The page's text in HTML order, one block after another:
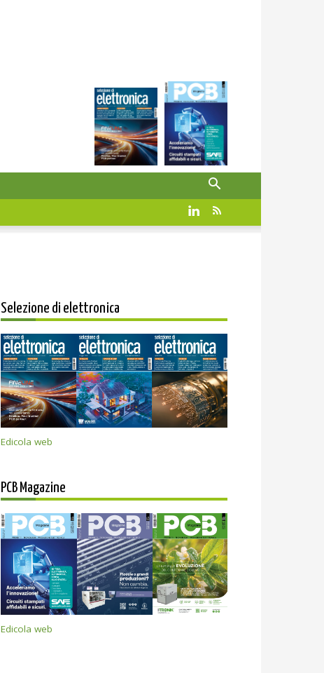
Selezione di elettronica
Edicola web
PCB Magazine
Edicola web